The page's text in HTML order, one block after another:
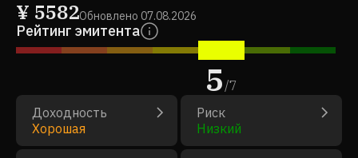
¥ 5582Обновлено 07.08.2026
Рейтинг эмитента
5/7
Доходность
Хорошая
Риск
Низкий